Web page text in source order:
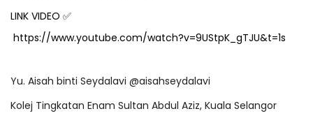
LINK VIDEO ✅
https://www.youtube.com/watch?v=9UStpK_gTJU&t=1s
Yu. Aisah binti Seydalavi @aisahseydalavi
Kolej Tingkatan Enam Sultan Abdul Aziz, Kuala Selangor